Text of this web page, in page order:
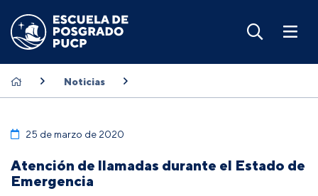
Noticias
25 de marzo de 2020
Atención de llamadas durante el Estado de
Emergencia